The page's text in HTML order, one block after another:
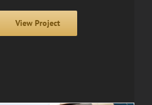
View Project